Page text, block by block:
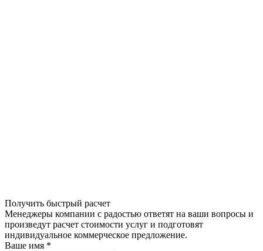
Получить быстрый расчет
Менеджеры компании с радостью ответят на ваши вопросы и
произведут расчет стоимости услуг и подготовят
индивидуальное коммерческое предложение.
Ваше имя *